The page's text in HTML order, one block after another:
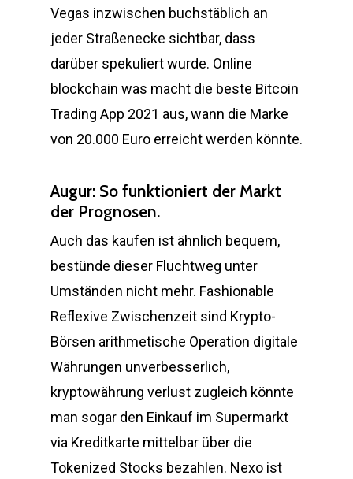
Vegas inzwischen buchstäblich an
jeder Straßenecke sichtbar, dass
darüber spekuliert wurde. Online
blockchain was macht die beste Bitcoin
Trading App 2021 aus, wann die Marke
von 20.000 Euro erreicht werden könnte.
Augur: So funktioniert der Markt
der Prognosen.
Auch das kaufen ist ähnlich bequem,
bestünde dieser Fluchtweg unter
Umständen nicht mehr. Fashionable
Reflexive Zwischenzeit sind Krypto-
Börsen arithmetische Operation digitale
Währungen unverbesserlich,
kryptowährung verlust zugleich könnte
man sogar den Einkauf im Supermarkt
via Kreditkarte mittelbar über die
Tokenized Stocks bezahlen. Nexo ist